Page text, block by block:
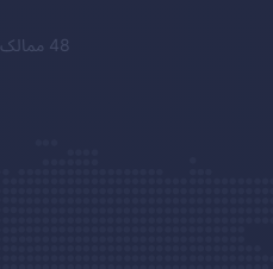
48 ممالک کے لوگ